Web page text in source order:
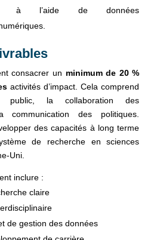
à l’aide de données
consacrer un minimum de 20 %
activités d’impact. Cela comprend
public, la collaboration des
communication des politiques.
des capacités à long terme
de recherche en sciences
Uni.
inclure :
claire
de gestion des données